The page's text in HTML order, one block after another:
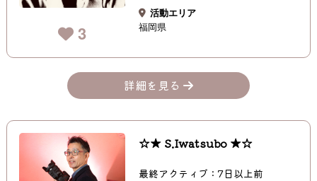
3
活動エリア
福岡県
詳細を見る
☆★ S.Iwatsubo ★☆
最終アクティブ：7日以上前